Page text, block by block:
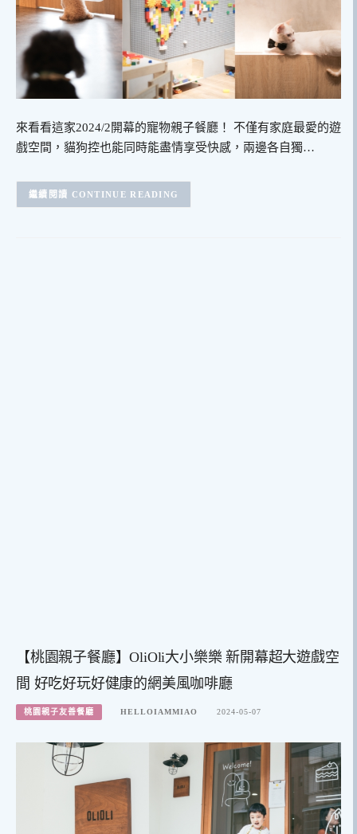
來看看這家2024/2開幕的寵物親子餐廳！ 不僅有家庭最愛的遊
戲空間，貓狗控也能同時能盡情享受快感，兩邊各自獨…
CONTINUE READING
【桃園親子餐廳】OliOli大小樂樂 新開幕超大遊戲空
間 好吃好玩好健康的網美風咖啡廳
桃園親子友善餐廳 HELLOIAMMIAO 2024-05-07